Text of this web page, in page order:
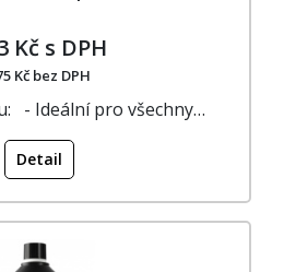
Kč s DPH
Kč bez DPH
- Ideální pro všechny…
Detail